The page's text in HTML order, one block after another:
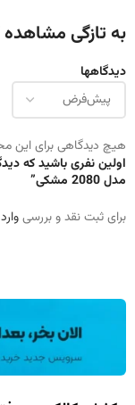
به تازگی مشاهده
دیدگاهها
هیچ دیدگاهی برای
اولین نفری باشید که
مدل 2080 مشکی”
برای ثبت نقد و بررسی